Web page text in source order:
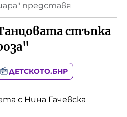
език
представя
стъпка
ДЕТСКОТО.БНР
с Нина Гачевска